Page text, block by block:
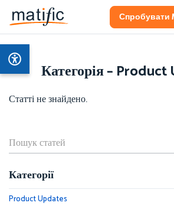
Спробувати
Категорія –
Статті не знайдено.
Категорії
Product Updates